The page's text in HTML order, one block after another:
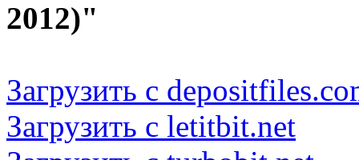
2012)"
Загрузить с
Загрузить с letitbit.net